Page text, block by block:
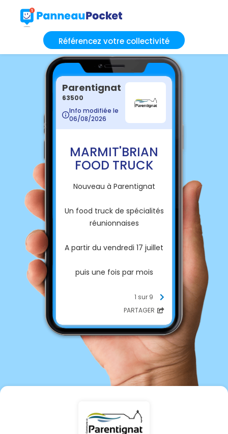
Référencez votre collectivité
Parentignat
63500
Info modifiée le
06/08/2026
MARMIT'BRIAN
FOOD TRUCK
Nouveau à Parentignat
Un food truck de spécialités
réunionnaises
A partir du vendredi 17 juillet
puis une fois par mois
Place de la Mairie
1 sur 9
PARTAGER